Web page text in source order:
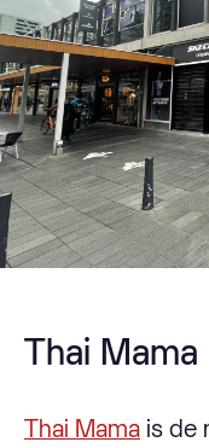
Thai Mama
Thai Mama is de